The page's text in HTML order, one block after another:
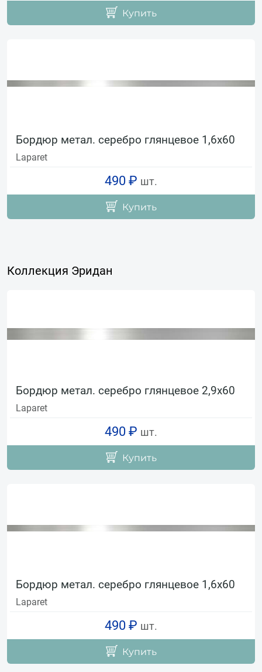
Купить
Бордюр метал. серебро глянцевое 1,6х60
Laparet
490 ₽ шт.
Купить
Коллекция Эридан
Бордюр метал. серебро глянцевое 2,9х60
Laparet
490 ₽ шт.
Купить
Бордюр метал. серебро глянцевое 1,6х60
Laparet
490 ₽ шт.
Купить